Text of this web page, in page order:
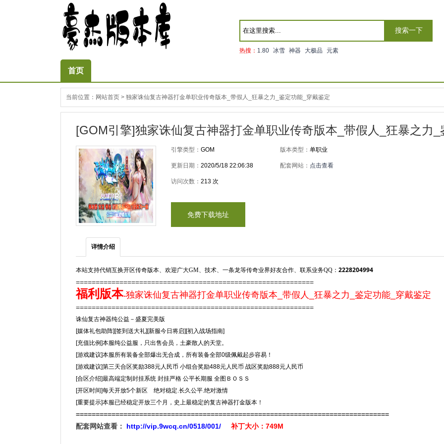
搜索一下
热搜： 1.80 冰雪 神器 大极品 元素
首页
当前位置： 网站首页 > 独家诛仙复古神器打金单职业传奇版本_带假人_狂暴之力_鉴定功能_穿戴鉴定
[GOM引擎]独家诛仙复古神器打金单职业传奇版本_带假人_狂暴之力_
引擎类型： GOM 版本类型： 单职业
更新日期： 2020/5/18 22:06:38 配套网站： 点击查看
访问次数： 213 次
免费下载地址
详情介绍
本站支持代销互换开区传奇版本、欢迎广大GM、技术、一条龙等传奇业界好友合作、联系业务QQ： 2228204994
============================================================
福利版本-独家诛仙复古神器打金单职业传奇版本_带假人_狂暴之力_鉴定功能_穿戴鉴定
============================================================
诛仙复古神器纯公益－盛夏完美版
[媒体礼包助阵][签到送大礼][新服今日将启][初入战场指南]
[充值比例]本服纯公益服，只出售会员，土豪散人的天堂。
[游戏建议]本服所有装备全部爆出无合成，所有装备全部0级佩戴起步容易！
[游戏建议]第三天合区奖励388元人民币 小组合奖励488元人民币 战区奖励888元人民币
[合区介绍]最高端定制封挂系统 封挂严格 公平长期服 全图ＢＯＳＳ
[开区时间]每天开放5个新区 绝对稳定.长久公平.绝对激情
[重要提示]本服已经稳定开放三个月，史上最稳定的复古神器打金版本！
===============================================================================
配套网站查看：
http://vip.9wcq.cn/0518/001/ 补丁大小：749M